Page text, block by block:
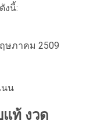
งนี้:
ษภาคม 2509
นน
ท้ งวด